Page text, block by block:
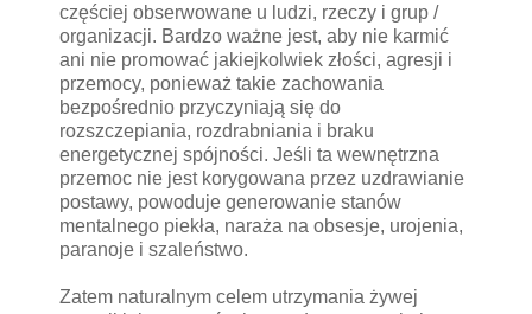
częściej obserwowane u ludzi, rzeczy i grup /
organizacji. Bardzo ważne jest, aby nie karmić
ani nie promować jakiejkolwiek złości, agresji i
przemocy, ponieważ takie zachowania
bezpośrednio przyczyniają się do
rozszczepiania, rozdrabniania i braku
energetycznej spójności. Jeśli ta wewnętrzna
przemoc nie jest korygowana przez uzdrawianie
postawy, powoduje generowanie stanów
mentalnego piekła, naraża na obsesje, urojenia,
paranoje i szaleństwo.
Zatem naturalnym celem utrzymania żywej